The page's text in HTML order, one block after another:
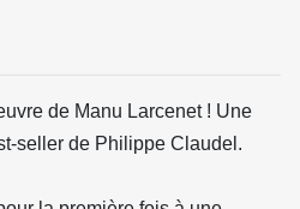
de Manu Larcenet ! Une
seller de Philippe Claudel.